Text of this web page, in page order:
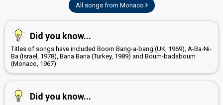
All songs from Monaco
Did you know...
Titles of songs have included Boom Bang-a-bang (UK, 1969), A-Ba-Ni-
Ba (Israel, 1978), Bana Bana (Turkey, 1989) and Boum-badaboum
(Monaco, 1967)
Did you know...